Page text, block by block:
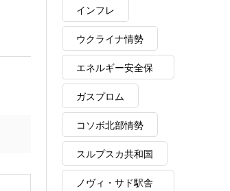
インフレ
ウクライナ情勢
エネルギー安全保
障
ガスプロム
コソボ北部情勢
スルプスカ共和国
ノヴィ・サド駅舎